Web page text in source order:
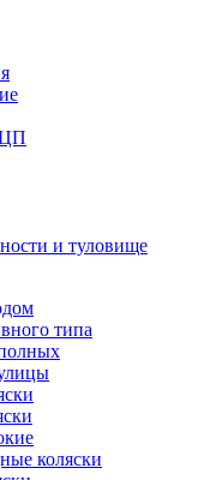
и туловище
типа
коляски